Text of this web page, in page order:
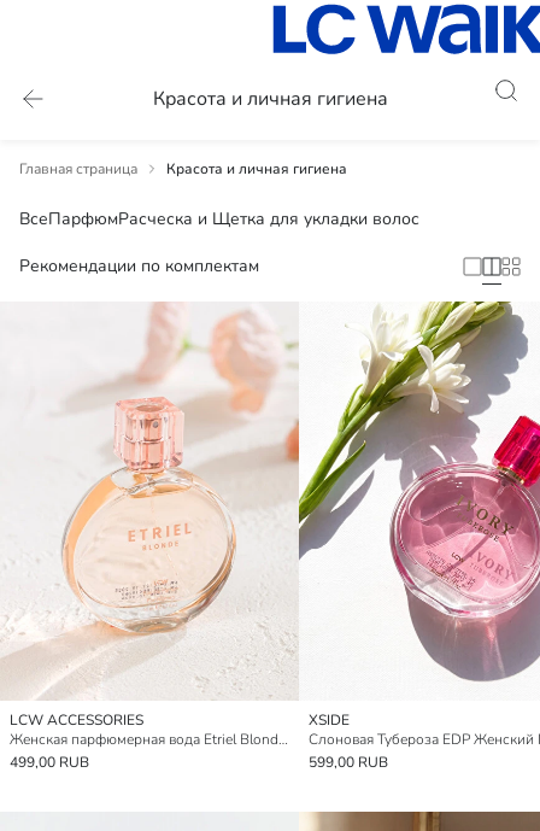
Красота и личная гигиена
Главная страница Красота и личная гигиена
ВсеПарфюмРасческа и Щетка для укладки волос
Рекомендации по комплектам
LCW ACCESSORIES
Женская парфюмерная вода Etriel Blonde 50 мл
499,00 RUB
XSIDE
599,00 RUB